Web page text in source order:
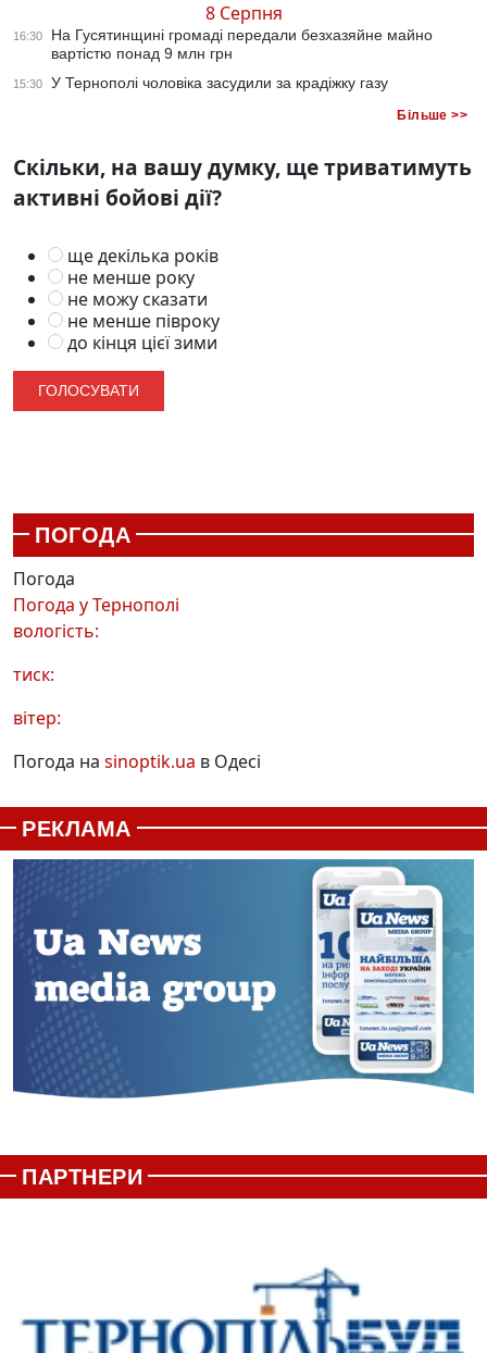
8 Серпня
16:30
На Гусятинщині громаді передали безхазяйне майно
вартістю понад 9 млн грн
15:30 У Тернополі чоловіка засудили за крадіжку газу
Більше >>
Скільки, на вашу думку, ще триватимуть
активні бойові дії?
ще декілька років
не менше року
не можу сказати
не менше півроку
до кінця цієї зими
ПОГОДА
Погода
Погода уТернополі
вологість:
тиск:
вітер:
Погода на sinoptik.ua в Одесі
РЕКЛАМА
ПАРТНЕРИ